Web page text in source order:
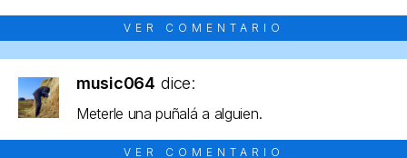
VER COMENTARIO
music064 dice:
Meterle una puñalá a alguien.
VER COMENTARIO